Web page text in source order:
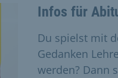
Infos für
Du spielst mit
Gedanken
werden? Dann